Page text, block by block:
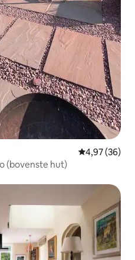
Gemiddelde
4,97 (36)
(bovenste hut)